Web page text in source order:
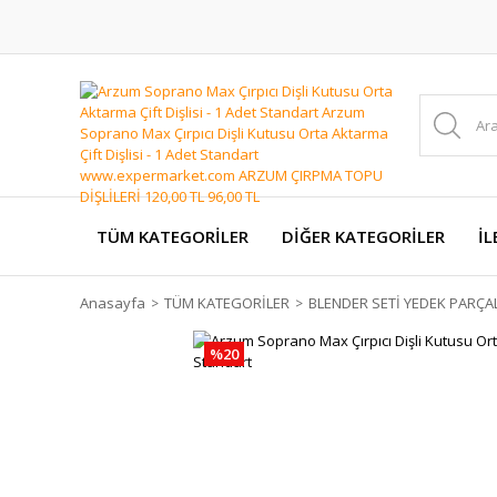
TÜM KATEGORİLER DİĞER KATEGORİLER
Anasayfa TÜM KATEGORİLER BLENDER SETİ YEDEK
%20